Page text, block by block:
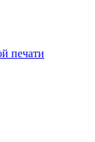
печати